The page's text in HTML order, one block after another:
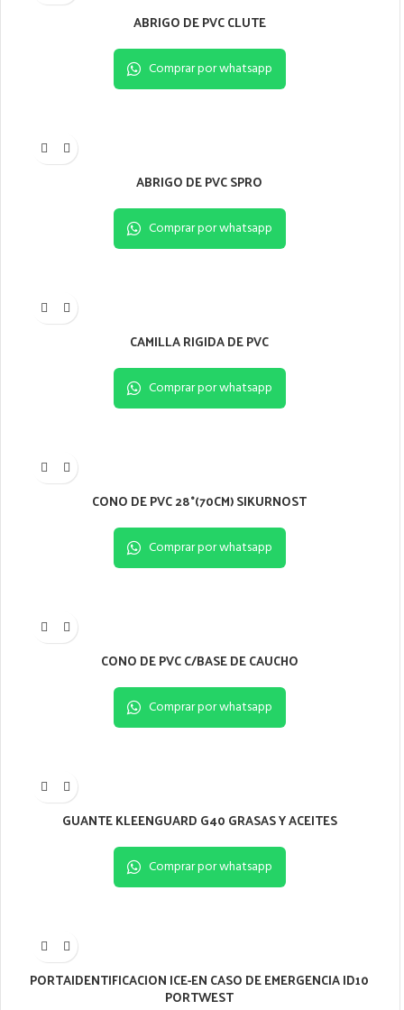
ABRIGO DE PVC CLUTE
Comprar por whatsapp
ABRIGO DE PVC SPRO
Comprar por whatsapp
CAMILLA RIGIDA DE PVC
Comprar por whatsapp
CONO DE PVC 28°(70CM) SIKURNOST
Comprar por whatsapp
CONO DE PVC C/BASE DE CAUCHO
Comprar por whatsapp
GUANTE KLEENGUARD G40 GRASAS Y ACEITES
Comprar por whatsapp
PORTAIDENTIFICACION ICE-EN CASO DE EMERGENCIA ID10
PORTWEST